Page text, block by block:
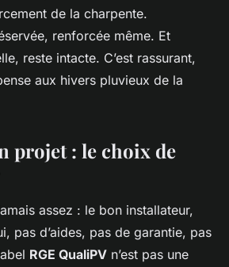
de la charpente.
renforcée même. Et
reste intacte. C’est rassurant,
aux hivers pluvieux de la
projet : le choix de
assez : le bon installateur,
pas d’aides, pas de garantie, pas
RGE QualiPV n’est pas une